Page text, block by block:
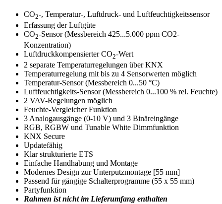
CO2-, Temperatur-, Luftdruck- und Luftfeuchtigkeitssensor
Erfassung der Luftgüte
CO2-Sensor (Messbereich 425...5.000 ppm CO2-
Konzentration)
Luftdruckkompensierter CO2-Wert
2 separate Temperaturregelungen über KNX
Temperaturregelung mit bis zu 4 Sensorwerten möglich
Temperatur-Sensor (Messbereich 0...50 °C)
Luftfeuchtigkeits-Sensor (Messbereich 0...100 % rel. Feuchte)
2 VAV-Regelungen möglich
Feuchte-Vergleicher Funktion
3 Analogausgänge (0-10 V) und 3 Binäreingänge
RGB, RGBW und Tunable White Dimmfunktion
KNX Secure
Updatefähig
Klar strukturierte ETS
Einfache Handhabung und Montage
Modernes Design zur Unterputzmontage [55 mm]
Passend für gängige Schalterprogramme (55 x 55 mm)
Partyfunktion
Rahmen ist nicht im Lieferumfang enthalten